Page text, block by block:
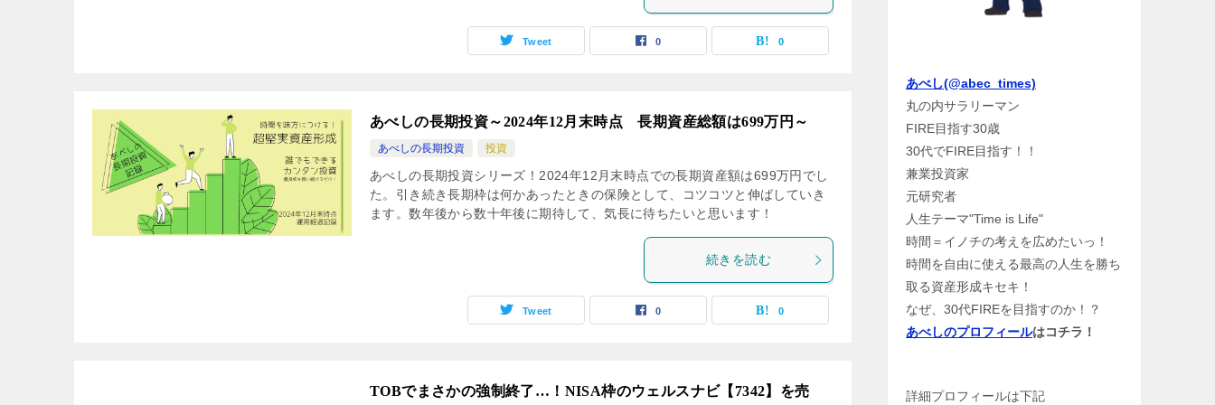
Tweet 0 0
あべしの長期投資～2024年12月末時点 長期資産総額は699万円～
あべしの長期投資 投資
あべしの長期投資シリーズ！2024年12月末時点での長期資産額は699万円でし
た。引き続き長期枠は何かあったときの保険として、コツコツと伸ばしていき
ます。数年後から数十年後に期待して、気長に待ちたいと思います！
続きを読む
Tweet 0 0
TOBでまさかの強制終了…！NISA枠のウェルスナビ【7342】を売
あべし(@abec_times)
丸の内サラリーマン
FIRE目指す30歳
30代でFIRE目指す！！
兼業投資家
元研究者
人生テーマ"Time is Life"
時間＝イノチの考えを広めたいっ！
時間を自由に使える最高の人生を勝ち
取る資産形成キセキ！
なぜ、30代FIREを目指すのか！？
あべしのプロフィールはコチラ！
詳細プロフィールは下記